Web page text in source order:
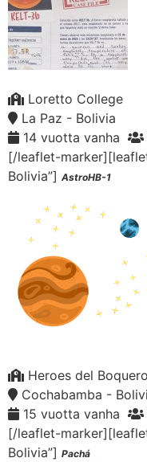
Loretto College
La Paz - Bolivia
14 vuotta vanha
[/leaflet-
Bolivia”] AstroHB-1
Heroes del
Cochabamba -
15 vuotta vanha
[/leaflet-
Bolivia”] Pachá